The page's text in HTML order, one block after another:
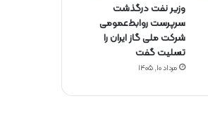
وزیر نفت درگذشت
سرپرست روابط‌عمومی
شرکت ملی گاز ایران را
تسلیت گفت
مرداد ۱۰, ۱۴۰۵